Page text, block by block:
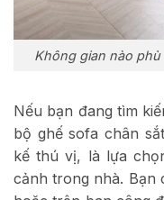
Không gian nào
Nếu bạn đang tìm
bộ ghế sofa chân
kế thú vị, là lựa
cảnh trong nhà. Bạn